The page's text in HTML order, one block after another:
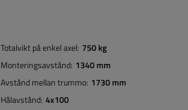
Totalvikt på enkel axel 750 kg
Monteringsavstånd 1340 mm
Avstånd mellan trummo 1730 mm
Hålavstånd 4x100